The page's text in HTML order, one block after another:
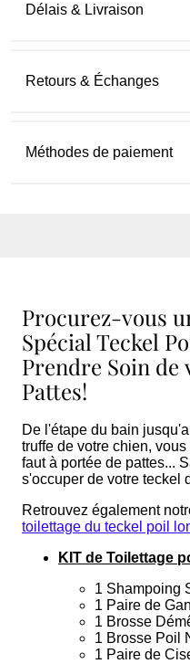
Délais & Livraison
Retours & Échanges
Méthodes de paiement
Procurez-vous
Spécial Teckel
Prendre Soin de
Pattes!
De l'étape du bain
truffe de votre chien,
faut à portée de pattes...
s'occuper de votre teckel
Retrouvez également
toilettage du teckel poil
KIT de Toilettage
1 Shampoing
1 Paire de
1 Brosse
1 Brosse Poil
1 Paire de